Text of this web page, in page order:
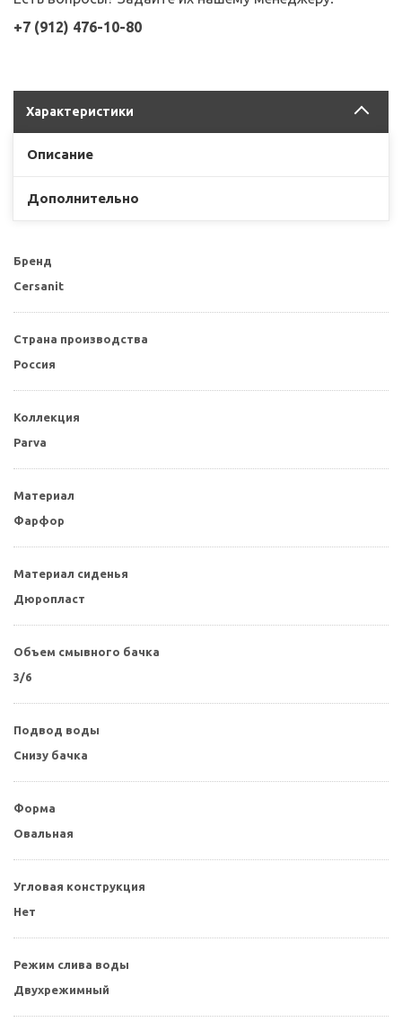
+7 (912) 476-10-80
Характеристики
Описание
Дополнительно
Бренд
Cersanit
Страна производства
Россия
Коллекция
Parva
Материал
Фарфор
Материал сиденья
Дюропласт
Объем смывного бачка
3/6
Подвод воды
Снизу бачка
Форма
Овальная
Угловая конструкция
Нет
Режим слива воды
Двухрежимный